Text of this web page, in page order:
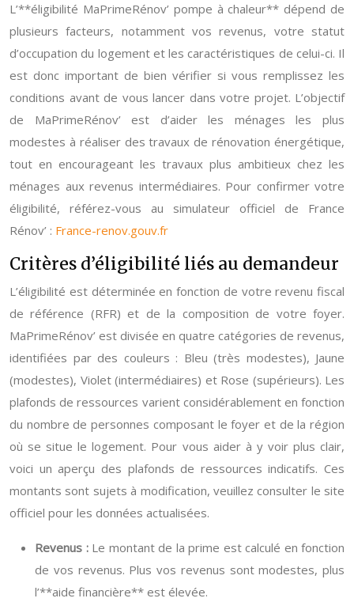
L’**éligibilité MaPrimeRénov’ pompe à chaleur** dépend de
plusieurs facteurs, notamment vos revenus, votre statut
d’occupation du logement et les caractéristiques de celui-ci. Il
est donc important de bien vérifier si vous remplissez les
conditions avant de vous lancer dans votre projet. L’objectif
de MaPrimeRénov’ est d’aider les ménages les plus
modestes à réaliser des travaux de rénovation énergétique,
tout en encourageant les travaux plus ambitieux chez les
ménages aux revenus intermédiaires. Pour confirmer votre
éligibilité, référez-vous au simulateur officiel de France
Rénov’ : France-renov.gouv.fr
Critères d’éligibilité liés au demandeur
L’éligibilité est déterminée en fonction de votre revenu fiscal
de référence (RFR) et de la composition de votre foyer.
MaPrimeRénov’ est divisée en quatre catégories de revenus,
identifiées par des couleurs : Bleu (très modestes), Jaune
(modestes), Violet (intermédiaires) et Rose (supérieurs). Les
plafonds de ressources varient considérablement en fonction
du nombre de personnes composant le foyer et de la région
où se situe le logement. Pour vous aider à y voir plus clair,
voici un aperçu des plafonds de ressources indicatifs. Ces
montants sont sujets à modification, veuillez consulter le site
officiel pour les données actualisées.
Revenus : Le montant de la prime est calculé en fonction
de vos revenus. Plus vos revenus sont modestes, plus
l’**aide financière** est élevée.